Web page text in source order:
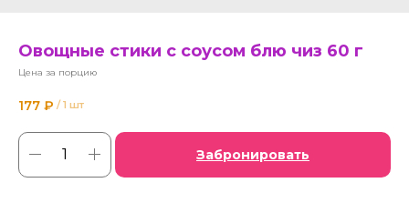
Овощные стики с соусом блю чиз 60 г
Цена за порцию
177 ₽ / 1 шт
Забронировать